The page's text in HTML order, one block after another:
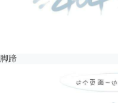
脚蹄